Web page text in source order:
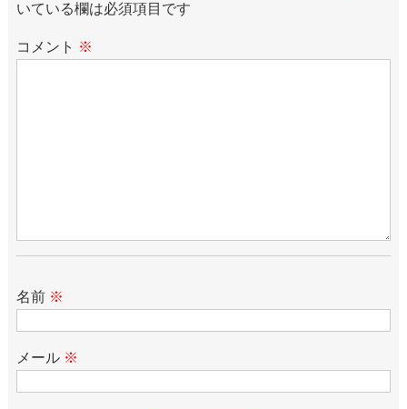
いている欄は必須項目です
コメント ※
名前 ※
メール ※